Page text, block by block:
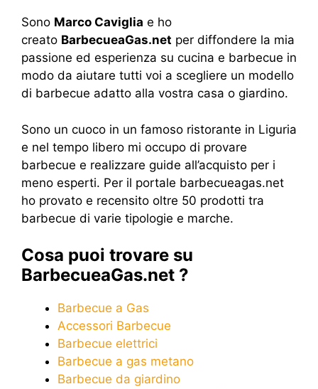
Sono Marco Caviglia e ho
creato BarbecueaGas.net per diffondere la mia
passione ed esperienza su cucina e barbecue in
modo da aiutare tutti voi a scegliere un modello
di barbecue adatto alla vostra casa o giardino.
Sono un cuoco in un famoso ristorante in Liguria
e nel tempo libero mi occupo di provare
barbecue e realizzare guide all’acquisto per i
meno esperti. Per il portale barbecueagas.net
ho provato e recensito oltre 50 prodotti tra
barbecue di varie tipologie e marche.
Cosa puoi trovare su
BarbecueaGas.net ?
Barbecue a Gas
Accessori Barbecue
Barbecue elettrici
Barbecue a gas metano
Barbecue da giardino